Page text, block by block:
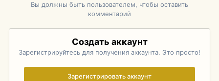
Вы должны быть пользователем, чтобы оставить
комментарий
Создать аккаунт
Зарегистрируйтесь для получения аккаунта. Это просто!
Зарегистрировать аккаунт